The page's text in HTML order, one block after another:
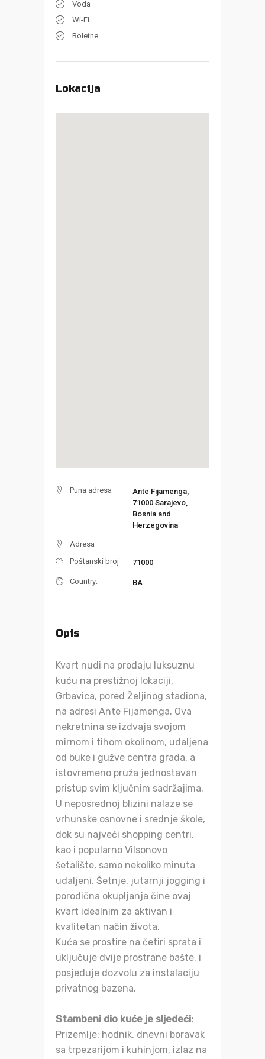
Voda
Wi-Fi
Roletne
Lokacija
Puna adresa
Ante Fijamenga,
71000 Sarajevo,
Bosnia and
Herzegovina
Adresa
Poštanski broj
71000
Country: BA
Opis
Kvart nudi na prodaju luksuznu
kuću na prestižnoj lokaciji,
Grbavica, pored Željinog stadiona,
na adresi Ante Fijamenga. Ova
nekretnina se izdvaja svojom
mirnom i tihom okolinom, udaljena
od buke i gužve centra grada, a
istovremeno pruža jednostavan
pristup svim ključnim sadržajima.
U neposrednoj blizini nalaze se
vrhunske osnovne i srednje škole,
dok su najveći shopping centri,
kao i popularno Vilsonovo
šetalište, samo nekoliko minuta
udaljeni. Šetnje, jutarnji jogging i
porodična okupljanja čine ovaj
kvart idealnim za aktivan i
kvalitetan način života.
Kuća se prostire na četiri sprata i
uključuje dvije prostrane bašte, i
posjeduje dozvolu za instalaciju
privatnog bazena.
Stambeni dio kuće je sljedeći:
Prizemlje: hodnik, dnevni boravak
sa trpezarijom i kuhinjom, izlaz na